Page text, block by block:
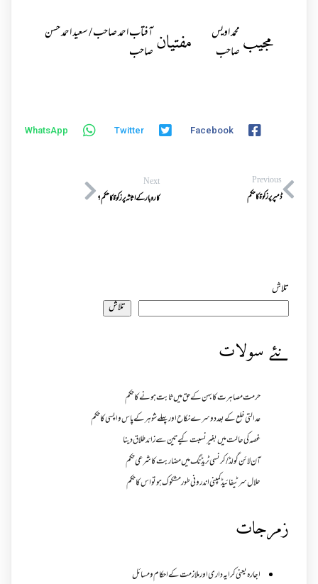
مجیب محمد اویس
صاحب
مفتیانآفتاب احمد صاحب / سعید احمد حسن
صاحب
Facebook
Twitter
WhatsApp
Previous
ڈمپرپرزکوة کاحکم
Next
کاروبارکے اثاثہ پرزکوة کاحکم؟
تلاش
تلاش
نئے سولات
حرمت مصاہرت کا بہن کے حق میں ثابت ہونے کا حکم
عدالتی خلع کے بعد دوسرے نکاح اور پہلے شوہر کے پاس واپسی کا حکم
غصہ کی حالت میں بغیر نسبت کیے تین سے زائد طلاق دینا
آن لائن گولڈ /کرنسی ٹریڈنگ میں مضاربت کا شرعی حکم
حلال سرٹیفائیڈ کمپنی اندرونی طور مشکوک ہو تو اس کا حکم
زمرجات
اجارہ یعنی کرایہ داری اور ملازمت کے احکام و مسائل